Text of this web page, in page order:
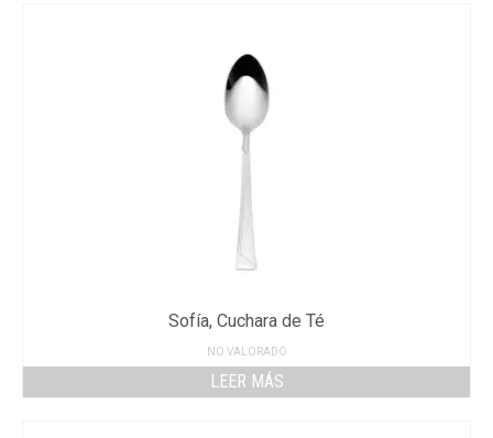
Sofía, Cuchara de Té
NO VALORADO
LEER MÁS